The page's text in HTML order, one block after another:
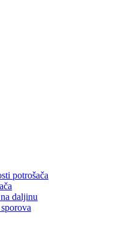
potrošača
daljinu